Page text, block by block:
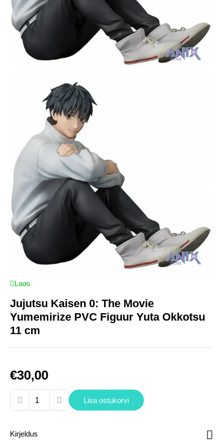
Laos
Jujutsu Kaisen 0: The Movie
Yumemirize PVC Figuur Yuta Okkotsu
11 cm
€30,00
Jujutsu
Kaisen
The
Lisa ostukorvi
Kirjeldus